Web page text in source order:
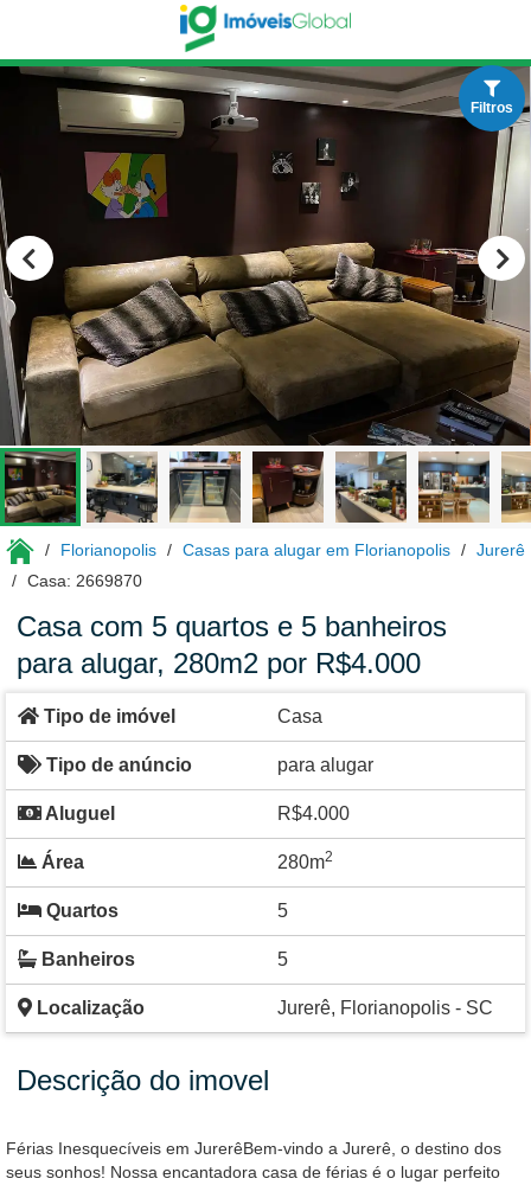
Florianopolis Casas para alugar em Florianopolis
Jurerê
Casa: 2669870
Casa com 5 quartos e 5 banheiros
para alugar, 280m2 por R$4.000
Tipo de imóvel Casa
Tipo de anúncio para alugar
Aluguel R$4.000
Área 280m2
Quartos 5
Banheiros 5
Localização Jurerê, Florianopolis - SC
Descrição do imovel
Férias Inesquecíveis em JurerêBem-vindo a Jurerê, o destino dos
seus sonhos! Nossa encantadora casa de férias é o lugar perfeito
Filtros